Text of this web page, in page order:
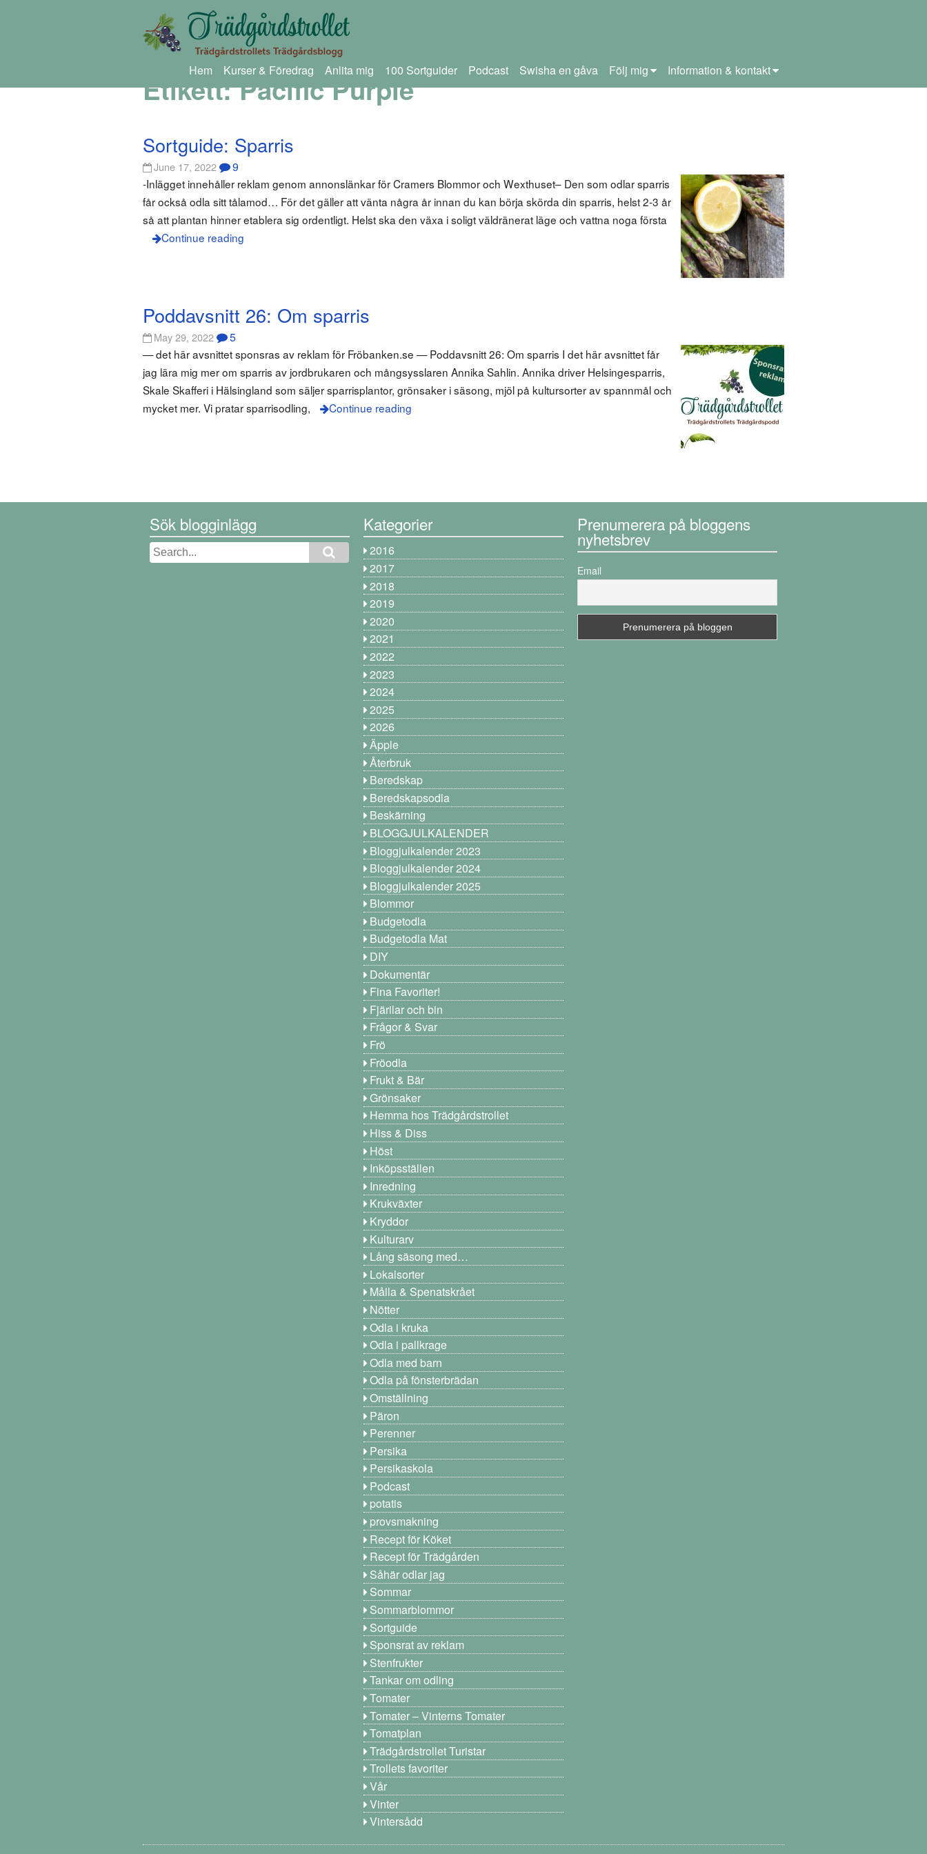
Hem Kurser & Föredrag Anlita mig 100 Sortguider Podcast Swisha en gåva Följ mig Information & kontakt
Etikett:Pacific Purple
Sortguide: Sparris
June 17, 2022 9
-Inlägget innehåller reklam genom annonslänkar för Cramers Blommor och Wexthuset– Den som odlar sparris
får också odla sitt tålamod… För det gäller att vänta några år innan du kan börja skörda din sparris, helst 2-3 år
så att plantan hinner etablera sig ordentligt. Helst ska den växa i soligt väldränerat läge och vattna noga första
Continue reading
Poddavsnitt 26: Om sparris
May 29, 2022 5
— det här avsnittet sponsras av reklam för Fröbanken.se — Poddavsnitt 26: Om sparris I det här avsnittet får
jag lära mig mer om sparris av jordbrukaren och mångsysslaren Annika Sahlin. Annika driver Helsingesparris,
Skale Skafferi i Hälsingland som säljer sparrisplantor, grönsaker i säsong, mjöl på kultursorter av spannmål och
mycket mer. Vi pratar sparrisodling,
Continue reading
Sök blogginlägg Kategorier
2016
2017
2018
2019
2020
2021
2022
2023
2024
2025
2026
Äpple
Återbruk
Beredskap
Beredskapsodla
Beskärning
BLOGGJULKALENDER
Bloggjulkalender 2023
Bloggjulkalender 2024
Bloggjulkalender 2025
Blommor
Budgetodla
Budgetodla Mat
DIY
Dokumentär
Fina Favoriter!
Fjärilar och bin
Frågor & Svar
Frö
Fröodla
Frukt & Bär
Grönsaker
Hemma hos Trädgårdstrollet
Hiss & Diss
Höst
Inköpsställen
Inredning
Krukväxter
Kryddor
Kulturarv
Lång säsong med…
Lokalsorter
Målla & Spenatskrået
Nötter
Odla i kruka
Odla i pallkrage
Odla med barn
Odla på fönsterbrädan
Omställning
Päron
Perenner
Persika
Persikaskola
Podcast
potatis
provsmakning
Recept för Köket
Recept för Trädgården
Såhär odlar jag
Sommar
Sommarblommor
Sortguide
Sponsrat av reklam
Stenfrukter
Tankar om odling
Tomater
Tomater – Vinterns Tomater
Tomatplan
Trädgårdstrollet Turistar
Trollets favoriter
Vår
Vinter
Vintersådd
Prenumerera på bloggens
nyhetsbrev
Email